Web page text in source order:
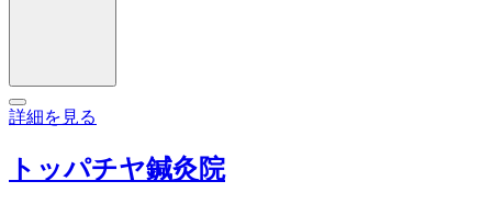
詳細を見る
トッパチヤ鍼灸院